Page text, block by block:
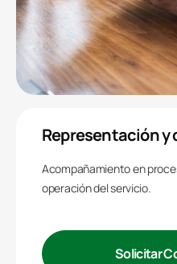
Representación y
Acompañamiento en
operación del servicio.
Solicitar